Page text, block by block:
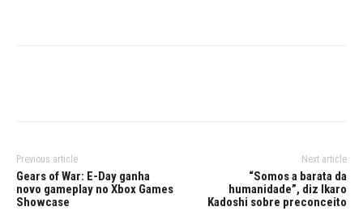
Previous article
Gears of War: E-Day ganha
novo gameplay no Xbox Games
Showcase
Next article
“Somos a barata da
humanidade”, diz Ikaro
Kadoshi sobre preconceito